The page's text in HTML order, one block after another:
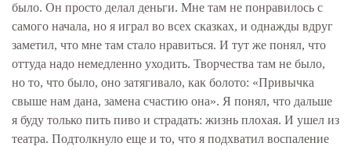
было. Он просто делал деньги. Мне там не понравилось с
самого начала, но я играл во всех сказках, и однажды вдруг
заметил, что мне там стало нравиться. И тут же понял, что
оттуда надо немедленно уходить. Творчества там не было,
но то, что было, оно затягивало, как болото: «Привычка
свыше нам дана, замена счастию она». Я понял, что дальше
я буду только пить пиво и страдать: жизнь плохая. И ушел из
театра. Подтолкнуло еще и то, что я подхватил воспаление